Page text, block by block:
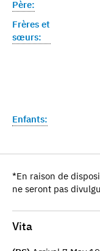
Père:
Frères et
sœurs:
Enfants:
*En raison de
ne seront pas
Vita